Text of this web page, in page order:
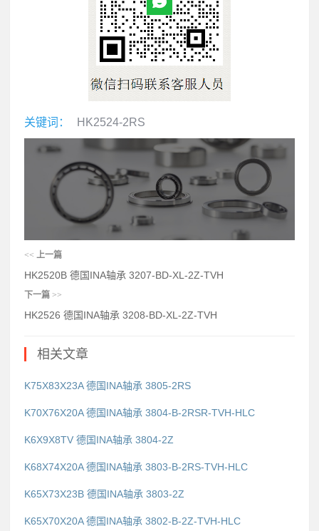
关键词： HK2524-2RS
<< 上一篇
HK2520B 德国INA轴承 3207-BD-XL-2Z-TVH
下一篇 >>
HK2526 德国INA轴承 3208-BD-XL-2Z-TVH
相关文章
K75X83X23A 德国INA轴承 3805-2RS
K70X76X20A 德国INA轴承 3804-B-2RSR-TVH-HLC
K6X9X8TV 德国INA轴承 3804-2Z
K68X74X20A 德国INA轴承 3803-B-2RS-TVH-HLC
K65X73X23B 德国INA轴承 3803-2Z
K65X70X20A 德国INA轴承 3802-B-2Z-TVH-HLC